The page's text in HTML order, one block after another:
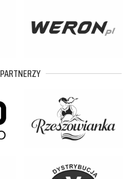
PARTNERZY